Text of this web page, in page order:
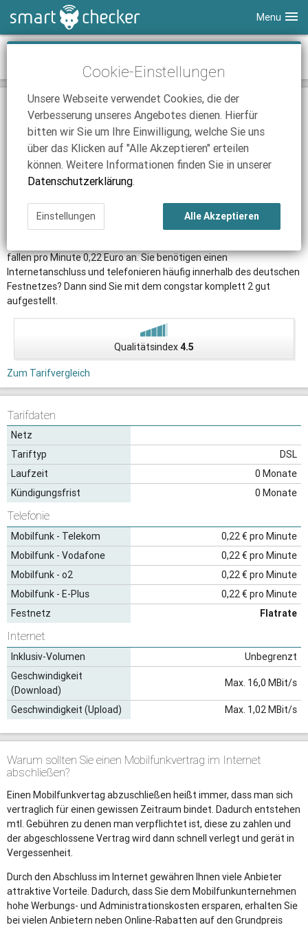
Menu
Smartphone Vergleich
Anbieter
iPhone Tarifvergleich
News
Ratgeber
Tarifvergleich
Tablet Vergleich
Surfsticks
iPad Tarifvergleich
News
Tarifvergleich
Internetanbieter
DSL Tarife
News
SmartChecker TV
TARIF
einer maximalen Downloadrate von 16 Mbit pro Sekunde.
Zusätzlich umfasst das Angebot eine Telefon-Flatrate in das
fallen pro Minute 0,22 Euro an. Sie benötigen einen
Internetanschluss und telefonieren häufig innerhalb des deutschen
Festnetzes? Dann sind Sie mit dem congstar komplett 2 gut
aufgestellt.
Qualitätsindex4.5
Zum Tarifvergleich
Tarifdaten
Netz
Tariftyp
DSL
Laufzeit
0 Monate
Kündigungsfrist
0 Monate
Telefonie
Mobilfunk - Telekom
0,22 € pro Minute
Mobilfunk - Vodafone
0,22 € pro Minute
Mobilfunk - o2
0,22 € pro Minute
Mobilfunk - E-Plus
0,22 € pro Minute
Festnetz
Flatrate
Internet
Inklusiv-Volumen
Unbegrenzt
Geschwindigkeit
(Download)
Max. 16,0 MBit/s
Geschwindigkeit (Upload) Max. 1,02 MBit/s
Warum sollten Sie einen Mobilfunkvertrag im Internet
abschließen?
Einen Mobilfunkvertag abzuschließen heißt immer, dass man sich
vertraglich für einen gewissen Zeitraum bindet. Dadurch entstehen
mtl. Gebühren zu denen man verpflichtet ist, diese zu zahlen und
der abgeschlossene Vertrag wird dann schnell verlegt und gerät in
Vergessenheit.
Durch den Abschluss im Internet gewähren Ihnen viele Anbieter
attraktive Vorteile. Dadurch, dass Sie dem Mobilfunkunternehmen
hohe Werbungs- und Administrationskosten ersparen, erhalten Sie
bei vielen Anbietern neben Online-Rabatten auf den Grundpreis
Cookie-Einstellungen
Unsere Webseite verwendet Cookies, die der
Verbesserung unseres Angebotes dienen. Hierfür
bitten wir Sie um Ihre Einwilligung, welche Sie uns
über das Klicken auf "Alle Akzeptieren" erteilen
können. Weitere Informationen finden Sie in unserer
Datenschutzerklärung.
Einstellungen Alle Akzeptieren